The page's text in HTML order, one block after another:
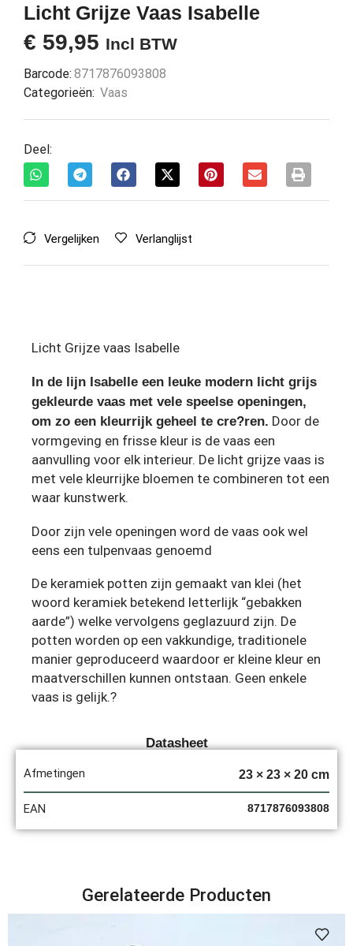
Licht Grijze Vaas Isabelle
€ 59,95 Incl BTW
Barcode: 8717876093808
Categorieën: Vaas
Deel:
Vergelijken Verlanglijst
Licht Grijze vaas Isabelle
In de lijn Isabelle een leuke modern licht grijs
gekleurde vaas met vele speelse openingen,
om zo een kleurrijk geheel te cre?ren. Door de
vormgeving en frisse kleur is de vaas een
aanvulling voor elk interieur. De licht grijze vaas is
met vele kleurrijke bloemen te combineren tot een
waar kunstwerk.
Door zijn vele openingen word de vaas ook wel
eens een tulpenvaas genoemd
De keramiek potten zijn gemaakt van klei (het
woord keramiek betekend letterlijk “gebakken
aarde”) welke vervolgens geglazuurd zijn. De
potten worden op een vakkundige, traditionele
manier geproduceerd waardoor er kleine kleur en
maatverschillen kunnen ontstaan. Geen enkele
vaas is gelijk.?
Datasheet
Afmetingen 23 × 23 × 20 cm
EAN 8717876093808
Gerelateerde Producten